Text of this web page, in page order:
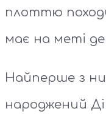
плоттю
має на меті
Найперше з
народжений